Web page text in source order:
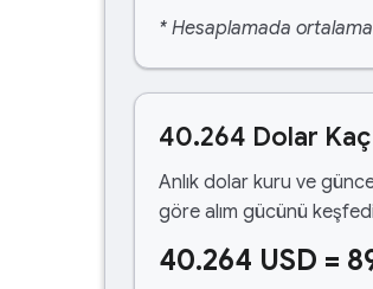
* Hesaplamada ortalama
40.264 Dolar
Anlık dolar kuru ve
göre alım gücünü
40.264 USD =